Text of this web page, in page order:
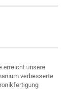
erreicht unsere
verbesserte